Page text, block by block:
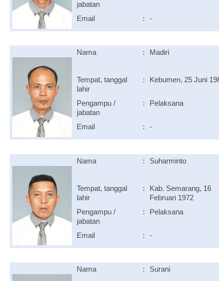
jabatan
Email : -
Nama : Madiri
Tempat, tanggal
lahir
: Kebumen, 25 Juni
Pengampu /
jabatan
: Pelaksana
Email : -
Nama : Suharminto
Tempat, tanggal
lahir
:
Kab. Semarang, 16
Februari 1972
Pengampu /
jabatan
: Pelaksana
Email : -
Nama : Surani